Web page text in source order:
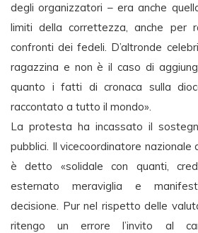
degli organizzatori – era anche
limiti della correttezza, anche per
confronti dei fedeli. D’altronde
ragazzina e non è il caso di
quanto i fatti di cronaca sulla
raccontato a tutto il mondo».
La protesta ha incassato il
pubblici. Il vicecoordinatore nazionale
è detto «solidale con quanti,
esternato meraviglia e
decisione. Pur nel rispetto delle
ritengo un errore l’invito al